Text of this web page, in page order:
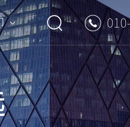
{else}
{else}
{/pboot:if}
{/pboot:if}
{/pboot:if}